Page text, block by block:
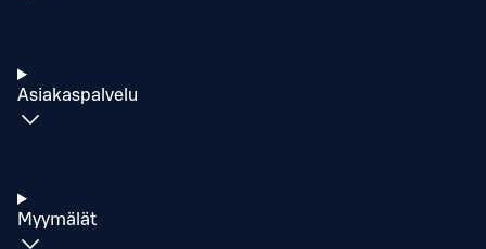
Asiakaspalvelu
Myymälät